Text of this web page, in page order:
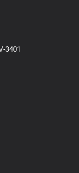
3401